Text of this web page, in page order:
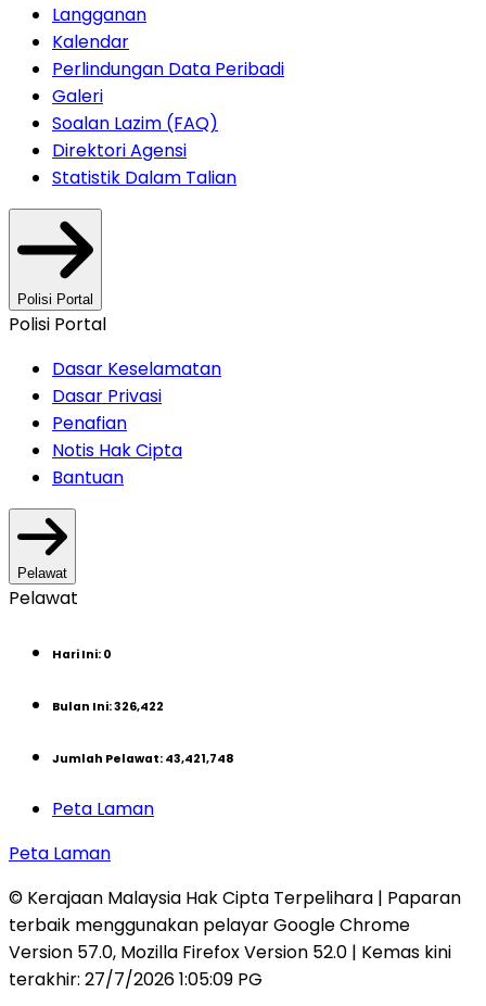
Langganan
Kalendar
Perlindungan Data Peribadi
Galeri
Soalan Lazim (FAQ)
Direktori Agensi
Statistik Dalam Talian
Polisi Portal
Polisi Portal
Dasar Keselamatan
Dasar Privasi
Penafian
Notis Hak Cipta
Bantuan
Pelawat
Pelawat
Hari Ini: 0
Bulan Ini:326,422
Jumlah Pelawat: 43,421,748
Peta Laman
Peta Laman
© Kerajaan Malaysia Hak Cipta Terpelihara | Paparan
terbaik menggunakan pelayar Google Chrome
Version 57.0, Mozilla Firefox Version 52.0 | Kemas kini
terakhir: 27/7/2026 1:05:09 PG